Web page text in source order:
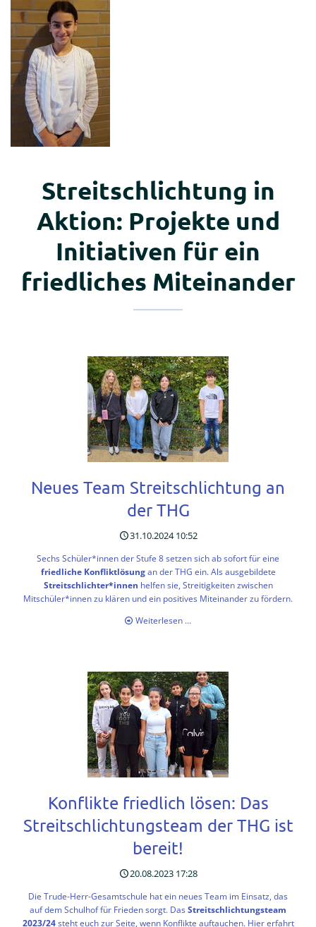
Oberstufe
Projekte
der
Oberstufe
Anmeldungen
zur
Oberstufe
Galerie
Highlights
Pressespiegel
Lehrer*innenausbildung
Datenschutzerklärung
Streitschlichtung in
Aktion: Projekte und
Initiativen für ein
friedliches Miteinander
Neues Team Streitschlichtung an
der THG
31.10.2024 10:52
Sechs Schüler*innen der Stufe 8 setzen sich ab sofort für eine
friedliche Konfliktlösungan der THG ein. Als ausgebildete
Streitschlichter*innen helfen sie, Streitigkeiten zwischen
Mitschüler*innen zu klären und ein positives Miteinander zu fördern.
Weiterlesen …
der
THG
Konflikte friedlich lösen: Das
Streitschlichtungsteam der THG ist
bereit!
20.08.2023 17:28
Die Trude-Herr-Gesamtschule hat ein neues Team im Einsatz, das
auf dem Schulhof für Frieden sorgt. DasStreitschlichtungsteam
2023/24steht euch zur Seite, wenn Konflikte auftauchen. Hier erfahrt